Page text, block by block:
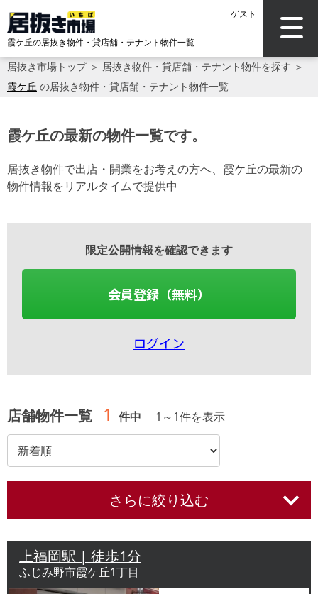
ゲスト
霞ケ丘の居抜き物件・貸店舗・テナント物件一覧
居抜き市場トップ＞ 居抜き物件・貸店舗・テナント物件を探す ＞
霞ケ丘 の居抜き物件・貸店舗・テナント物件一覧
霞ケ丘の最新の物件一覧です。
居抜き物件で出店・開業をお考えの方へ、霞ケ丘の最新の
物件情報をリアルタイムで提供中
限定公開情報を確認できます
会員登録（無料）
ログイン
店舗物件一覧 1 件中 1 ～1件を表示
さらに絞り込む
上福岡駅 | 徒歩1分
ふじみ野市霞ケ丘1丁目